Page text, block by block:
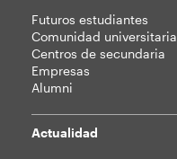
Futuros estudiantes
Comunidad universitaria
Centros de secundaria
Empresas
Alumni
Actualidad